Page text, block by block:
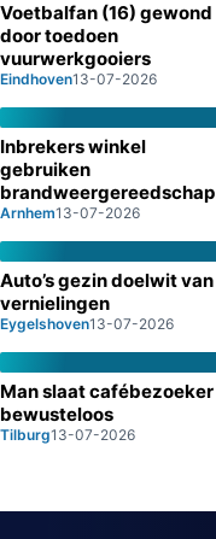
Voetbalfan (16) gewond
door toedoen
vuurwerkgooiers
Eindhoven13-07-2026
Inbrekers winkel
gebruiken
brandweergereedschap
Arnhem13-07-2026
Auto’s gezin doelwit van
vernielingen
Eygelshoven13-07-2026
Man slaat cafébezoeker
bewusteloos
Tilburg13-07-2026